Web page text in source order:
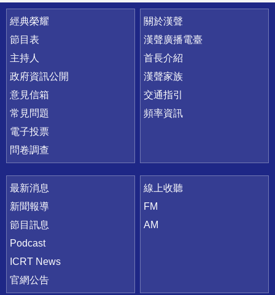
快速連結
經典榮耀
節目表
主持人
政府資訊公開
意見信箱
常見問題
電子投票
問卷調查
關於漢聲
漢聲廣播電臺
首長介紹
漢聲家族
交通指引
頻率資訊
最新消息
新聞報導
節目訊息
Podcast
ICRT News
官網公告
線上收聽
FM
AM